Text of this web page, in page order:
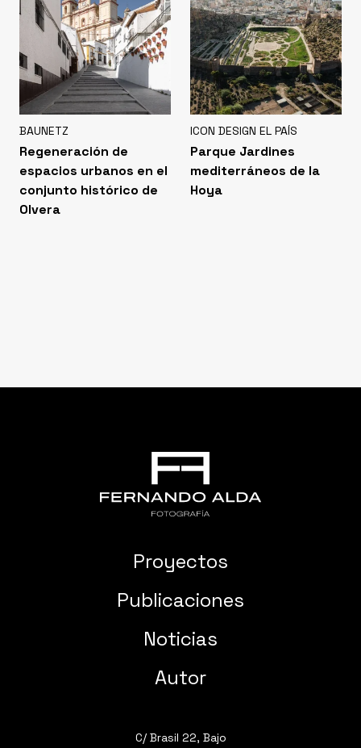
BAUNETZ
Regeneración de
espacios urbanos en el
conjunto histórico de
Olvera
ICON DESIGN EL PAÍS
Parque Jardines
mediterráneos de la
Hoya
Proyectos
Publicaciones
Noticias
Autor
C/ Brasil 22, Bajo